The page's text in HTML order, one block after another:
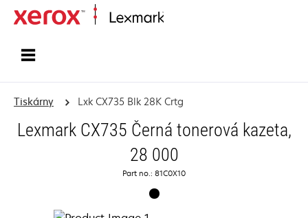
Tiskárny Lxk CX735 Blk 28K Crtg
Lexmark CX735 Černá tonerová kazeta,
28 000
Part no.: 81C0X10